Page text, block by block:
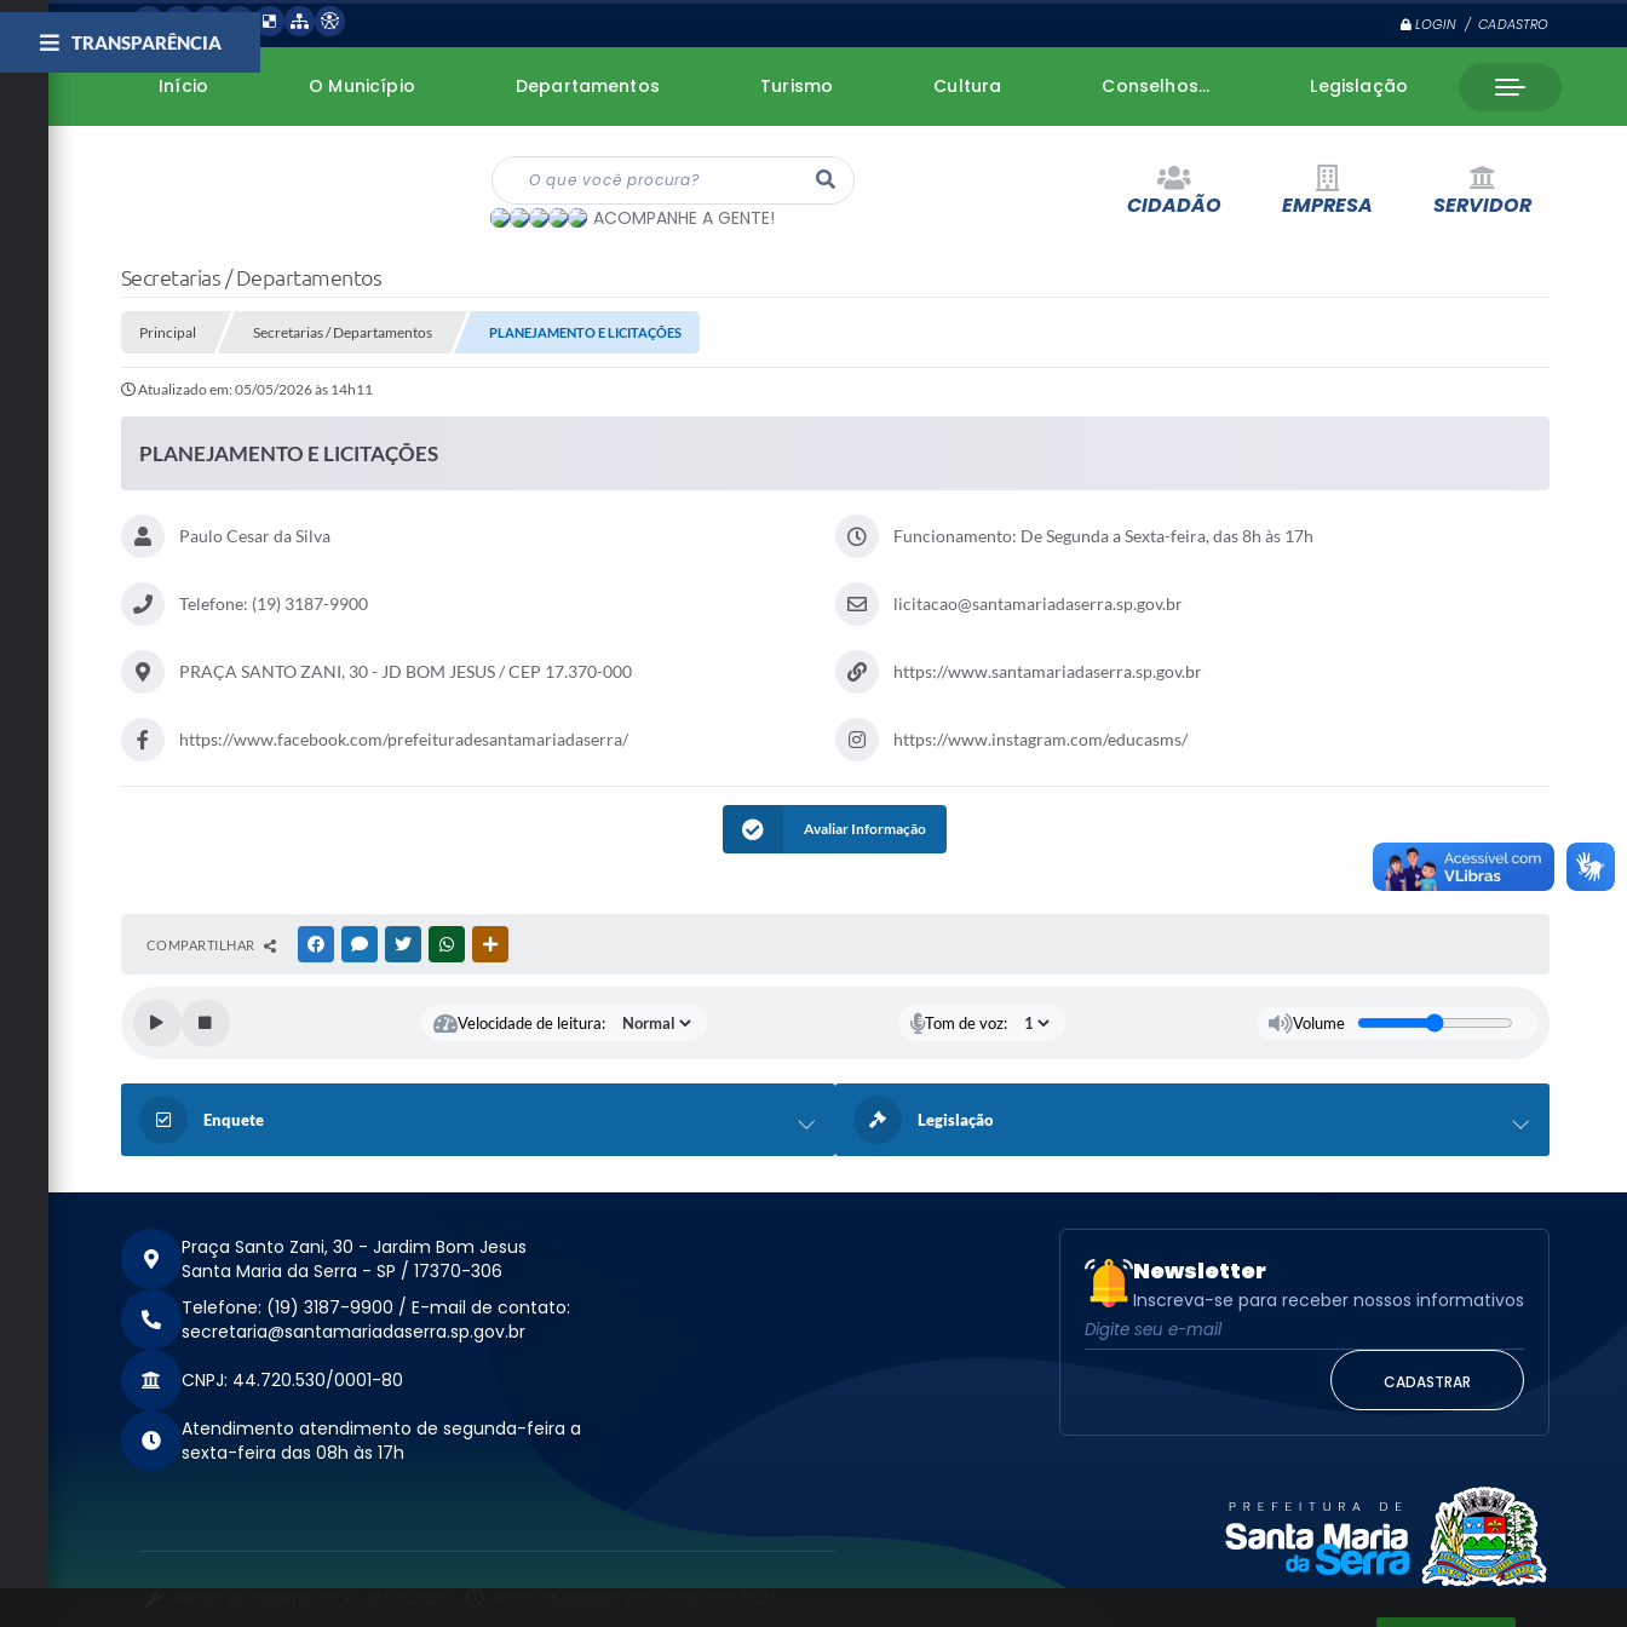
LOGIN / CADASTRO
Início O Município Departamentos Turismo Cultura Conselhos... Legislação
ACOMPANHE A GENTE! CIDADÃO EMPRESA SERVIDOR
TRANSPARÊNCIA
Secretarias / Departamentos
Principal Secretarias / Departamentos PLANEJAMENTO E LICITAÇÕES
Atualizado em: 05/05/2026 às 14h11
PLANEJAMENTO E LICITAÇÕES
Paulo Cesar da Silva Funcionamento: De Segunda a Sexta-feira, das 8h às 17h
Telefone: (19) 3187-9900 licitacao@santamariadaserra.sp.gov.br
PRAÇA SANTO ZANI, 30 - JD BOM JESUS / CEP 17.370-000 https://www.santamariadaserra.sp.gov.br
https://www.facebook.com/prefeituradesantamariadaserra/ https://www.instagram.com/educasms/
Avaliar Informação
COMPARTILHAR FACEBOOKMESSENGER
TWITTERWHATSAPP
Velocidade de leitura: Tom de voz: Volume
Enquete Legislação
Praça Santo Zani, 30 - Jardim Bom Jesus
Santa Maria da Serra - SP / 17370-306
Telefone: (19) 3187-9900 / E-mail de contato:
secretaria@santamariadaserra.sp.gov.br
CNPJ: 44.720.530/0001-80
Atendimento atendimento de segunda-feira a
sexta-feira das 08h às 17h
Newsletter
Inscreva-se para receber nossos informativos
CADASTRAR